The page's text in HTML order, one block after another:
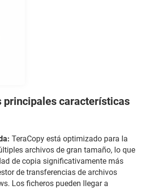
principales características
TeraCopy está optimizado para la
archivos de gran tamaño, lo que
de copia significativamente más
de transferencias de archivos
Los ficheros pueden llegar a